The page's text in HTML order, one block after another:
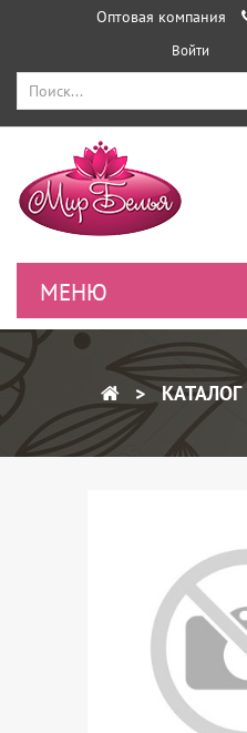
Оптовая компания
Войти
КАТАЛОГ